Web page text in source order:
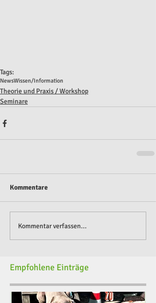
Tags:
NewsWissen/Information
Theorie und Praxis / Workshop
Seminare
Kommentare
Kommentar verfassen...
Empfohlene Einträge